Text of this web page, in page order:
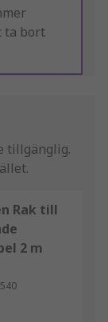
ta bort
tillgänglig.
Rak till
2 m